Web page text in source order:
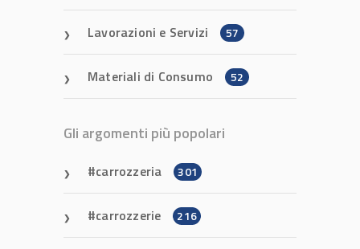
Lavorazioni e Servizi 57
Materiali di Consumo 52
Gli argomenti più popolari
carrozzeria 301
carrozzerie 216